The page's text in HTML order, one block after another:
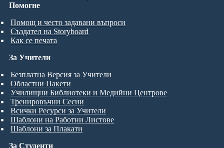
Помогне
Помощ и често задавани въпроси
Създател на Storyboard
Как се печата
За Студенти
За Учители
Безплатна Версия за Учители
Областни Пакети
Училищни Библиотеки и Медийни Центрове
Тренировъчни Сесии
Всички Ресурси за Учители
Шаблони на Работни Листове
Шаблони за Плакати